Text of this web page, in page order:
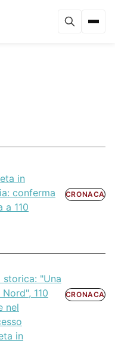
in
conferma
a 110
CRONACA
storica: "Una
110
nel
in
CRONACA